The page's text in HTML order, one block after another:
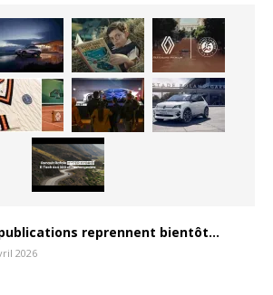
reprennent bientôt…
2026